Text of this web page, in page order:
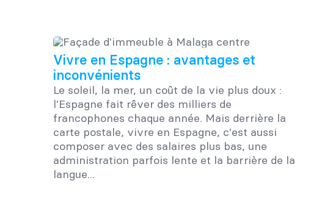
Vivre en Espagne : avantages et
inconvénients
Le soleil, la mer, un coût de la vie plus doux :
l'Espagne fait rêver des milliers de
francophones chaque année. Mais derrière la
carte postale, vivre en Espagne, c'est aussi
composer avec des salaires plus bas, une
administration parfois lente et la barrière de la
langue...